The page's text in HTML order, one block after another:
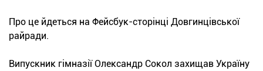
Про це йдеться на Фейсбук-сторінці Довгинцівської
райради.
Випускник гімназії Олександр Сокол захищав Україну